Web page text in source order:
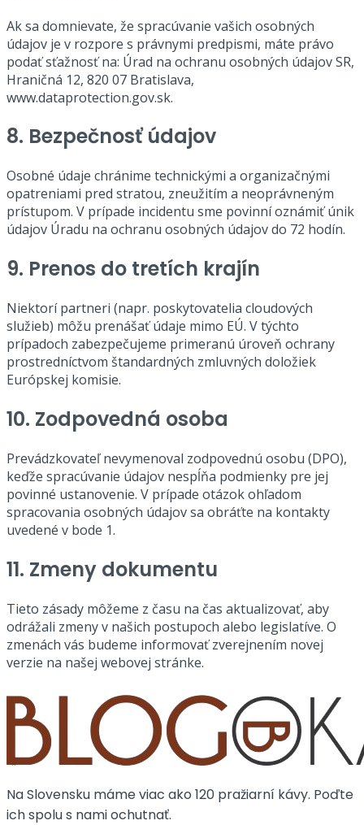
Ak sa domnievate, že spracúvanie vašich osobných
údajov je v rozpore s právnymi predpismi, máte právo
podať sťažnosť na: Úrad na ochranu osobných údajov SR,
Hraničná 12, 820 07 Bratislava,
www.dataprotection.gov.sk.
8. Bezpečnosť údajov
Osobné údaje chránime technickými a organizačnými
opatreniami pred stratou, zneužitím a neoprávneným
prístupom. V prípade incidentu sme povinní oznámiť únik
údajov Úradu na ochranu osobných údajov do 72 hodín.
9. Prenos do tretích krajín
Niektorí partneri (napr. poskytovatelia cloudových
služieb) môžu prenášať údaje mimo EÚ. V týchto
prípadoch zabezpečujeme primeranú úroveň ochrany
prostredníctvom štandardných zmluvných doložiek
Európskej komisie.
10. Zodpovedná osoba
Prevádzkovateľ nevymenoval zodpovednú osobu (DPO),
keďže spracúvanie údajov nespĺňa podmienky pre jej
povinné ustanovenie. V prípade otázok ohľadom
spracovania osobných údajov sa obráťte na kontakty
uvedené v bode 1.
11. Zmeny dokumentu
Tieto zásady môžeme z času na čas aktualizovať, aby
odrážali zmeny v našich postupoch alebo legislatíve. O
zmenách vás budeme informovať zverejnením novej
verzie na našej webovej stránke.
Na Slovensku máme viac ako 120 pražiarní kávy. Poďte
ich spolu s nami ochutnať.